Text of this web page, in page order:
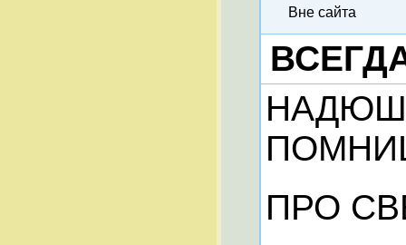
Вне сайта
ПРО